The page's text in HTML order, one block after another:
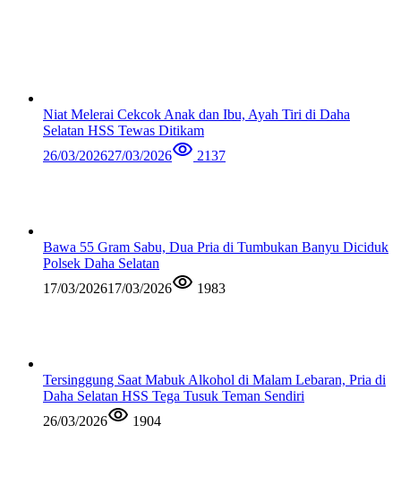
Niat Melerai Cekcok Anak dan Ibu, Ayah Tiri di Daha
Selatan HSS Tewas Ditikam
26/03/202627/03/2026 2137
Bawa 55 Gram Sabu, Dua Pria di Tumbukan Banyu Diciduk
Polsek Daha Selatan
17/03/202617/03/2026 1983
Tersinggung Saat Mabuk Alkohol di Malam Lebaran, Pria di
Daha Selatan HSS Tega Tusuk Teman Sendiri
26/03/2026
1904